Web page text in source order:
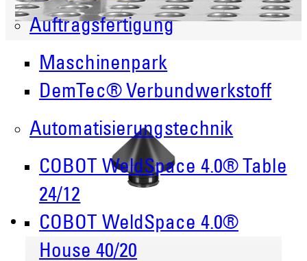
Auftragsfertigung
Maschinenpark
DemTec® Verbundwerkstoff
Automatisierungstechnik
COBOT WeldSpace 4.0® Table
24/12
COBOT WeldSpace 4.0®
House 40/20